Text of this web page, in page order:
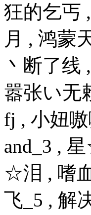
狂的乞丐
月 , 鸿蒙
丶断了线
嚣张い无
fj , 小妞
and_3 ,
☆泪 , 嗜
飞_5 , 解